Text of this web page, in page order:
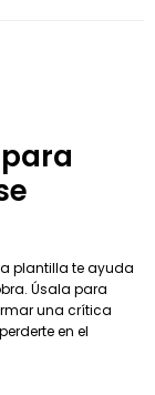
plantilla te ayuda
Úsala para
una crítica
en el